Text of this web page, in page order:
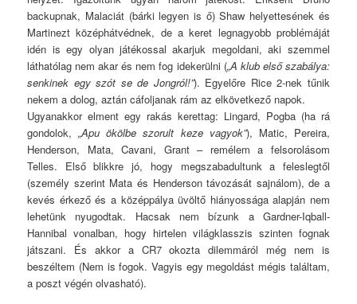
backupnak, Malaciát (bárki legyen is ő) Shaw helyettesének és
Martinezt középhátvédnek, de a keret legnagyobb problémáját
idén is egy olyan játékossal akarjuk megoldani, aki szemmel
láthatólag nem akar és nem fog idekerülni („A klub első szabálya:
senkinek egy szót se de Jongról!”). Egyelőre Rice 2-nek tűnik
nekem a dolog, aztán cáfoljanak rám az elkövetkező napok.
Ugyanakkor elment egy rakás kerettag: Lingard, Pogba (ha rá
gondolok,„Apu ökölbe szorult keze vagyok”), Matic, Pereira,
Henderson, Mata, Cavani, Grant – remélem a felsorolásom
Telles. Első blikkre jó, hogy megszabadultunk a feleslegtől
(személy szerint Mata és Henderson távozását sajnálom), de a
kevés érkező és a középpálya üvöltő hiányossága alapján nem
lehetünk nyugodtak. Hacsak nem bízunk a Gardner-Iqball-
Hannibal vonalban, hogy hirtelen világklasszis szinten fognak
játszani. És akkor a CR7 okozta dilemmáról még nem is
beszéltem (Nem is fogok. Vagyis egy megoldást mégis találtam,
a poszt végén olvasható).